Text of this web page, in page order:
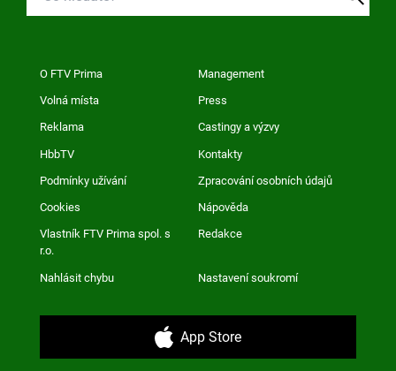
O FTV Prima Management
Volná místa Press
Reklama Castingy a výzvy
HbbTV Kontakty
Podmínky užívání Zpracování osobních údajů
Cookies Nápověda
Vlastník FTV Prima spol. s
r.o.
Redakce
Nahlásit chybu Nastavení soukromí
App Store